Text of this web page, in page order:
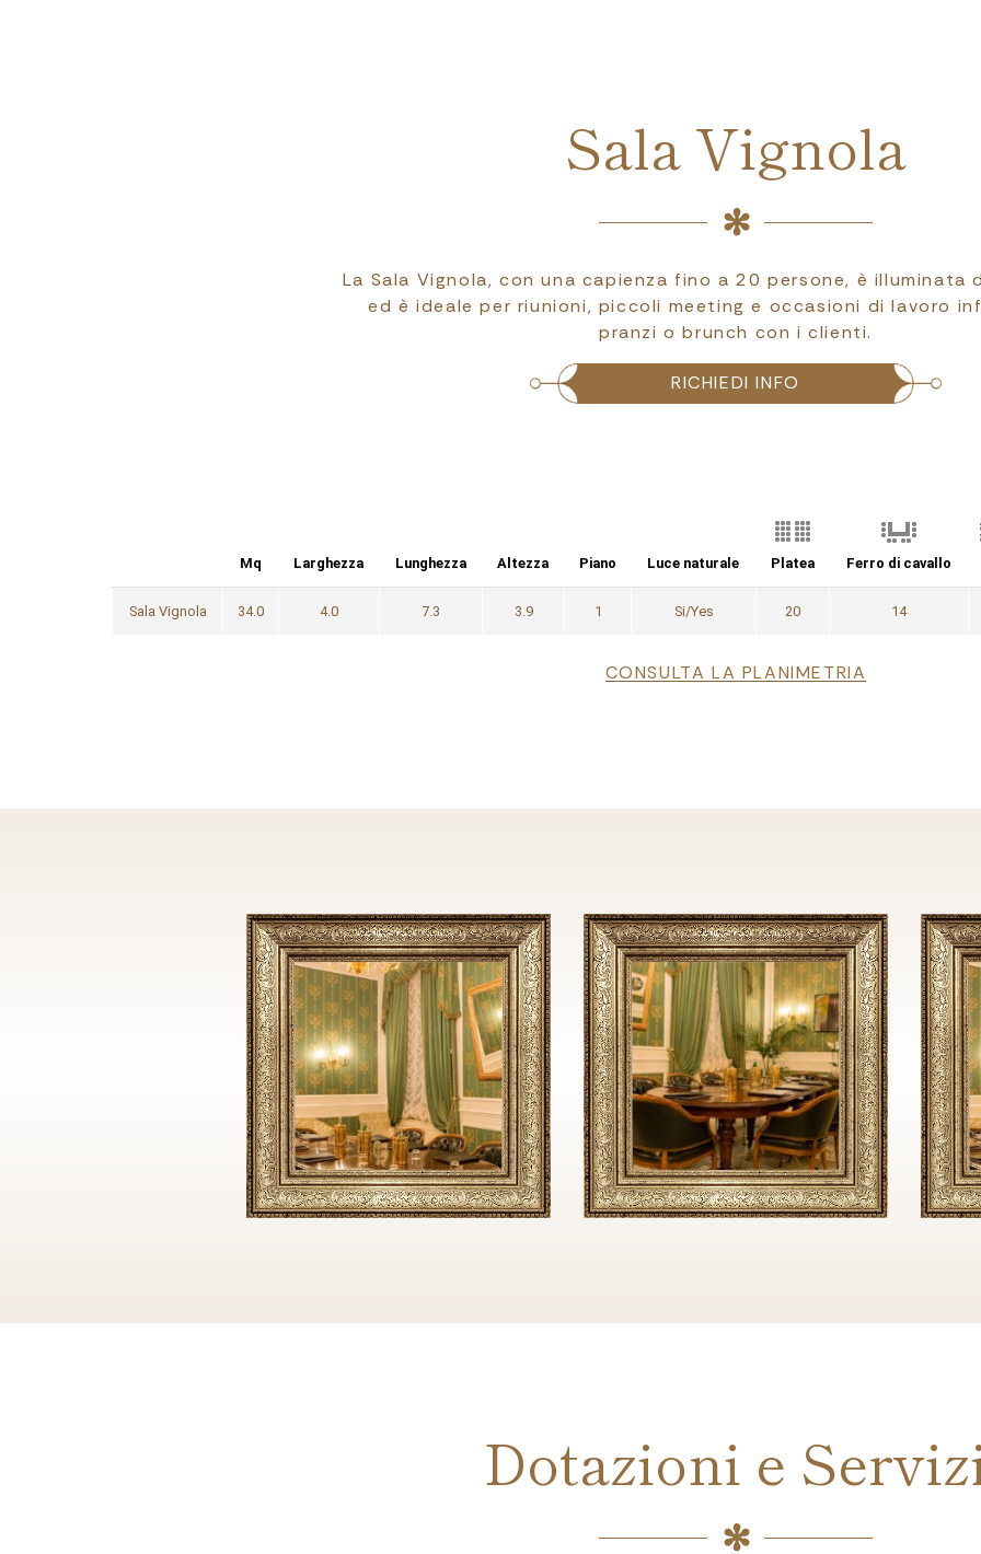
Sala Vignola
La Sala Vignola, con una capienza fino a 20 persone, è illuminata
ed è ideale per riunioni, piccoli meeting e occasioni di lavoro
pranzi o brunch con i clienti.
RICHIEDI INFO
Mq Larghezza Lunghezza Altezza Piano Luce naturale Platea Ferro di cavallo
Sala Vignola 34.0 4.0 7.3 3.9 1 Si/Yes 20 14
CONSULTA LA PLANIMETRIA
Dotazioni e